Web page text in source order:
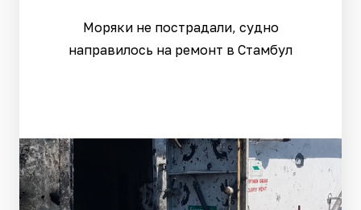
Моряки не пострадали, судно
направилось на ремонт в Стамбул